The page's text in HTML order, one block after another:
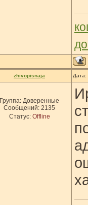
zhivopisnaja
Группа: Доверенные
Сообщений: 2135
Статус: Offline